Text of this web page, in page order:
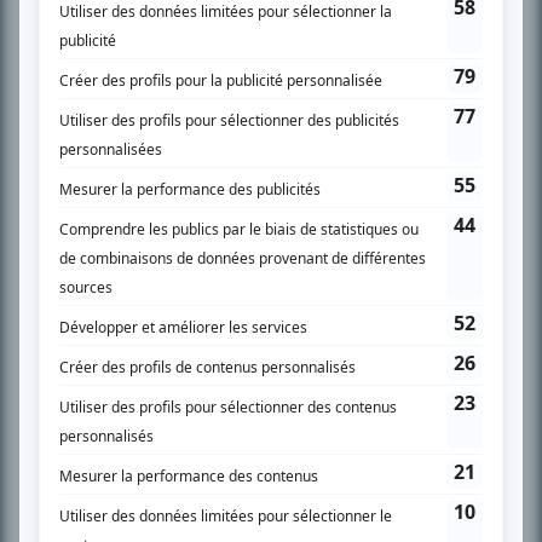
SUR LE RÉSEAU BIZZ MÉDIA
PLAN DU SITE
Accueil
Liste des oeuvres
Recherche avancée
À propos
Nous contacter
Termes et conditions
Politique de confidentialité
Gestion du consentement